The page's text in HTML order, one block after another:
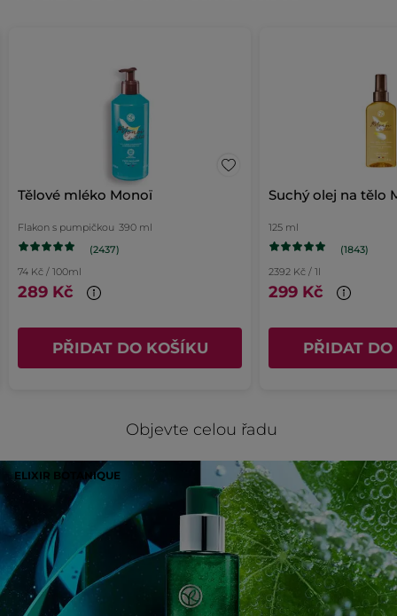
Tělové mléko Monoï
Flakon s pumpičkou 390 ml
(2437)
74 Kč / 100ml
289 Kč
PŘIDAT DO KOŠÍKU
Suchý olej na tělo
125 ml
(1843)
2392 Kč / 1l
299 Kč
PŘIDAT DO
Objevte celou řadu
ELIXIR BOTANIQUE